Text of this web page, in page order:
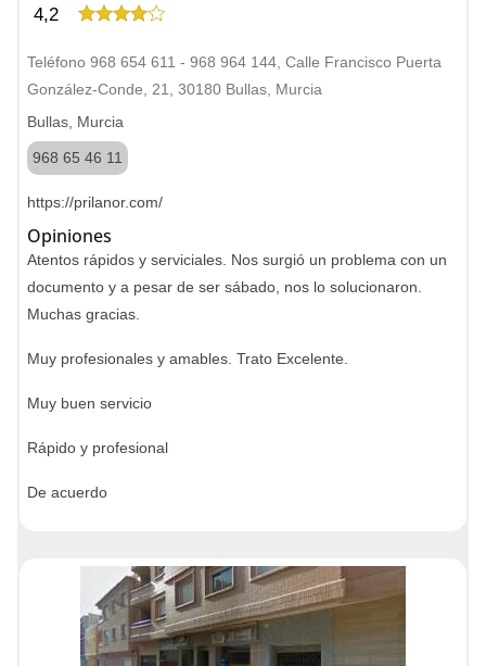
4,2
Teléfono 968 654 611 - 968 964 144, Calle Francisco Puerta
González-Conde, 21, 30180 Bullas, Murcia
Bullas, Murcia
968 65 46 11
https://prilanor.com/
Opiniones
Atentos rápidos y serviciales. Nos surgió un problema con un
documento y a pesar de ser sábado, nos lo solucionaron.
Muchas gracias.
Muy profesionales y amables. Trato Excelente.
Muy buen servicio
Rápido y profesional
De acuerdo